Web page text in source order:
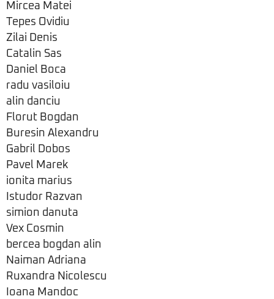
Mircea Matei
Tepes Ovidiu
Zilai Denis
Catalin Sas
Daniel Boca
radu vasiloiu
alin danciu
Florut Bogdan
Buresin Alexandru
Gabril Dobos
Pavel Marek
ionita marius
Istudor Razvan
simion danuta
Vex Cosmin
bercea bogdan alin
Naiman Adriana
Ruxandra Nicolescu
Ioana Mandoc